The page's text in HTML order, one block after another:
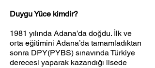
Duygu Yüce kimdir?
1981 yılında Adana’da doğdu. İlk ve
orta eğitimini Adana’da tamamladıktan
sonra DPY(PYBS) sınavında Türkiye
derecesi yaparak kazandığı lisede